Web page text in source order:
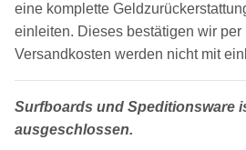
eine komplette
einleiten. Dieses bestätigen wir
Versandkosten werden nicht mit
Surfboards und Speditionsware
ausgeschlossen.